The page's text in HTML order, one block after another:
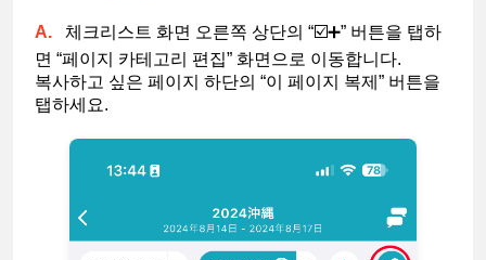
체크리스트 화면 오른쪽 상단의 “☑️➕” 버튼을 탭하
면 “페이지 카테고리 편집” 화면으로 이동합니다.
복사하고 싶은 페이지 하단의 “이 페이지 복제” 버튼을
탭하세요.